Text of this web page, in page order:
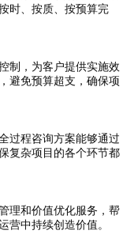
时、按质、按预算完
制，为客户提供实施效
避免预算超支，确保项
过程咨询方案能够通过
复杂项目的各个环节都
理和价值优化服务，帮
营中持续创造价值。